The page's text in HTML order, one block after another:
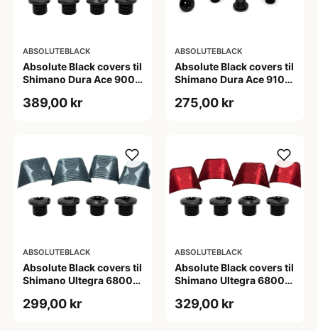
ABSOLUTEBLACK
Absolute Black covers til
Shimano Dura Ace 9000
389,00 kr
ABSOLUTEBLACK
Absolute Black covers til
Shimano Dura Ace 9100
275,00 kr
ABSOLUTEBLACK
Absolute Black covers til
Shimano Ultegra 6800
299,00 kr
ABSOLUTEBLACK
Absolute Black covers til
Shimano Ultegra 6800
329,00 kr